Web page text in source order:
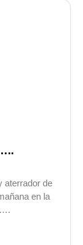
aterrador de
en la